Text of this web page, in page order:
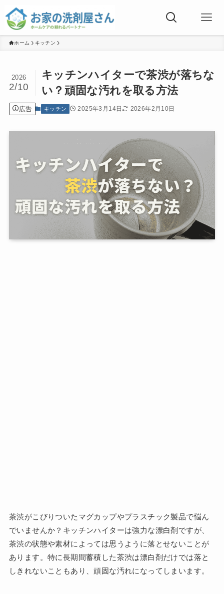
ホーム キッチン
キッチンハイターで茶渋が落ちな
い？頑固な汚れを取る方法
2026
2/10
広告 キッチン 2025年3月14日 2026年2月10日
茶渋がこびりついたマグカップやプラスチック製品で悩ん
でいませんか？キッチンハイターは強力な漂白剤ですが、
茶渋の状態や素材によっては思うように落とせないことが
あります。特に長期間蓄積した茶渋は漂白剤だけでは落と
しきれないこともあり、頑固な汚れになってしまいます。